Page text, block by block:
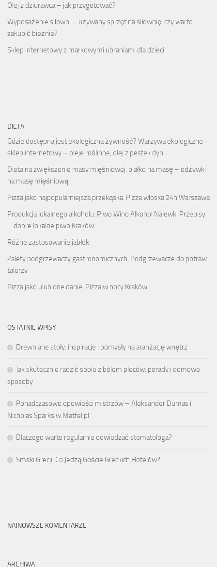
Olej z dziurawca – jak przygotować?
Wyposażenie siłowni – używany sprzęt na siłownię: czy warto
zakupić bieżnie?
Sklep internetowy z markowymi ubraniami dla dzieci
DIETA
Gdzie dostępna jest ekologiczna żywność? Warzywa ekologiczne
sklep internetowy – oleje roślinne, olej z pestek dyni
Dieta na zwiększenie masy mięśniowej: białko na masę – odżywki
na masę mięśniową
Pizza jako najpopularniejsza przekąska. Pizza włoska 24h Warszawa
Produkcja lokalnego alkoholu. Piwo Wino Alkohol Nalewki Przepisy
– dobre lokalne piwo Kraków.
Różne zastosowanie jabłek.
Zalety podgrzewaczy gastronomicznych. Podgrzewacze do potraw i
talerzy
Pizza jako ulubione danie. Pizza w nocy Kraków
OSTATNIE WPISY
Drewniane stoły: inspiracje i pomysły na aranżację wnętrz
Jak skutecznie radzić sobie z bólem pleców: porady i domowe
sposoby
Ponadczasowe opowieści mistrzów – Aleksander Dumas i
Nicholas Sparks w Matfel.pl
Dlaczego warto regularnie odwiedzać stomatologa?
Smaki Grecji: Co Jedzą Goście Greckich Hotelów?
NAJNOWSZE KOMENTARZE
ARCHIWA